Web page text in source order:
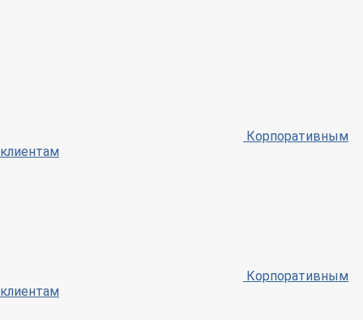
Корпоративным
клиентам
Корпоративным
клиентам